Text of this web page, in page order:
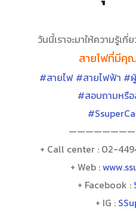
วันนี้เราจะมาให้ความรู้เ
สายไฟที่มีคุ
#สายไฟ #สายไฟฟ้า #
#สอบถามหรือ
+ Call center : 02-
+ Web :
+ Facebook :
+ IG :